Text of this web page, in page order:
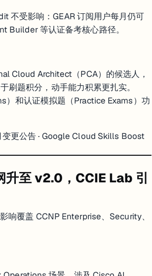
不受影响：GEAR 订阅用户每月仍可
Builder 等认证备考核心路径。
Cloud Architect（PCA）的候选人，
题积分，动手能力积累更扎实。
和认证模拟题（Practice Exams）功
更公告· Google Cloud Skills Boost
至 v2.0，CCIE Lab 引
响覆盖 CCNP Enterprise、Security、